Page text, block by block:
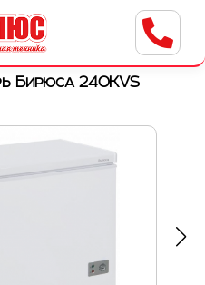
техники
Пушкарева, 8a
Бирюса 240KVS